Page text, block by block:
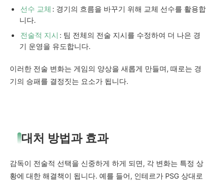
선수 교체 : 경기의 흐름을 바꾸기 위해 교체 선수를 활용합
니다.
전술적 지시 : 팀 전체의 전술 지시를 수정하여 더 나은 경
기 운영을 유도합니다.
이러한 전술 변화는 게임의 양상을 새롭게 만들며, 때로는 경
기의 승패를 결정짓는 요소가 됩니다.
대처 방법과 효과
감독이 전술적 선택을 신중하게 하게 되면, 각 변화는 특정 상
황에 대한 해결책이 됩니다. 예를 들어, 인테르가 PSG 상대로